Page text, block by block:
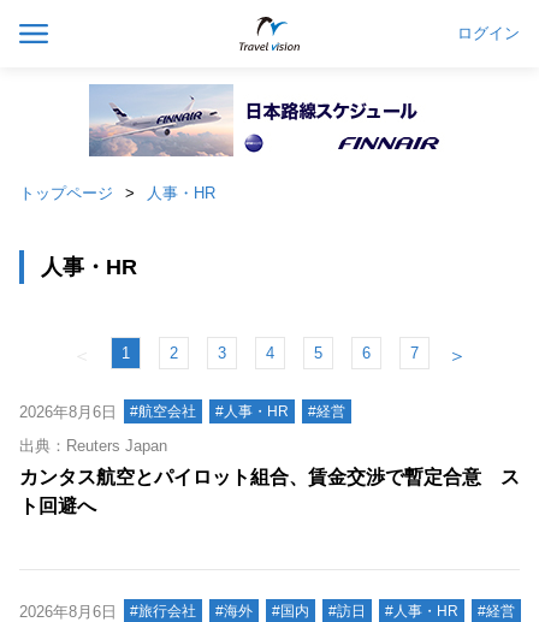
ログイン
トップページ 人事・HR
人事・HR
＜ 1 2 3 4 5 6 7 ＞
2026年8月6日 #航空会社 #人事・HR #経営
出典：Reuters Japan
カンタス航空とパイロット組合、賃金交渉で暫定合意 ス
ト回避へ
2026年8月6日 #旅行会社 #海外 #国内 #訪日 #人事・HR #経営